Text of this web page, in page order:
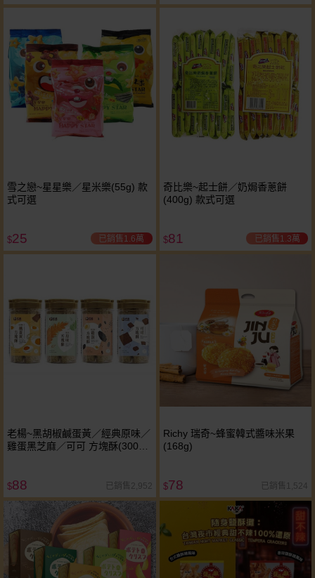
雪之戀~星星樂／星米樂(55g) 款
式可選
$25 已銷售1.6萬
奇比樂~起士餅／奶焗香蔥餅
(400g) 款式可選
$81 已銷售1.3萬
老楊~黑胡椒鹹蛋黃／經典原味／
雞蛋黑芝麻／可可 方塊酥(300g)
$88 已銷售2,952
Richy 瑞奇~蜂蜜韓式醬味米果
(168g)
$78 已銷售1,524